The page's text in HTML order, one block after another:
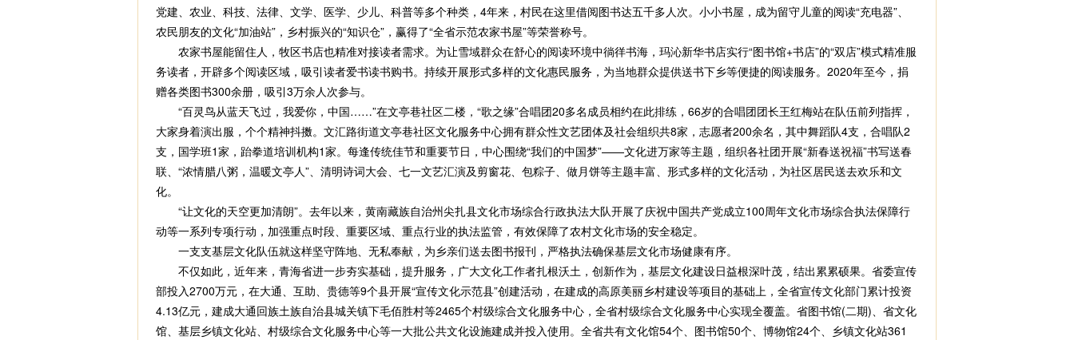
党建、农业、科技、法律、文学、医学、少儿、科普等多个种类，4年来，村民在这里借阅图书达五千多人次。小小书屋，成为留守儿童的阅读“充电器”、
农民朋友的文化“加油站”，乡村振兴的“知识仓”，赢得了“全省示范农家书屋”等荣誉称号。
农家书屋能留住人，牧区书店也精准对接读者需求。为让雪域群众在舒心的阅读环境中徜徉书海，玛沁新华书店实行“图书馆+书店”的“双店”模式精准服
务读者，开辟多个阅读区域，吸引读者爱书读书购书。持续开展形式多样的文化惠民服务，为当地群众提供送书下乡等便捷的阅读服务。2020年至今，捐
赠各类图书300余册，吸引3万余人次参与。
“百灵鸟从蓝天飞过，我爱你，中国……”在文亭巷社区二楼，“歌之缘”合唱团20多名成员相约在此排练，66岁的合唱团团长王红梅站在队伍前列指挥，
大家身着演出服，个个精神抖擞。文汇路街道文亭巷社区文化服务中心拥有群众性文艺团体及社会组织共8家，志愿者200余名，其中舞蹈队4支，合唱队2
支，国学班1家，跆拳道培训机构1家。每逢传统佳节和重要节日，中心围绕“我们的中国梦”——文化进万家等主题，组织各社团开展“新春送祝福”书写送春
联、“浓情腊八粥，温暖文亭人”、清明诗词大会、七一文艺汇演及剪窗花、包粽子、做月饼等主题丰富、形式多样的文化活动，为社区居民送去欢乐和文
化。
“让文化的天空更加清朗”。去年以来，黄南藏族自治州尖扎县文化市场综合行政执法大队开展了庆祝中国共产党成立100周年文化市场综合执法保障行
动等一系列专项行动，加强重点时段、重要区域、重点行业的执法监管，有效保障了农村文化市场的安全稳定。
一支支基层文化队伍就这样坚守阵地、无私奉献，为乡亲们送去图书报刊，严格执法确保基层文化市场健康有序。
不仅如此，近年来，青海省进一步夯实基础，提升服务，广大文化工作者扎根沃土，创新作为，基层文化建设日益根深叶茂，结出累累硕果。省委宣传
部投入2700万元，在大通、互助、贵德等9个县开展“宣传文化示范县”创建活动，在建成的高原美丽乡村建设等项目的基础上，全省宣传文化部门累计投资
4.13亿元，建成大通回族土族自治县城关镇下毛佰胜村等2465个村级综合文化服务中心，全省村级综合文化服务中心实现全覆盖。省图书馆(二期)、省文化
馆、基层乡镇文化站、村级综合文化服务中心等一大批公共文化设施建成并投入使用。全省共有文化馆54个、图书馆50个、博物馆24个、乡镇文化站361